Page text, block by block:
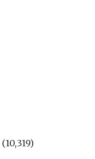
(10,319)